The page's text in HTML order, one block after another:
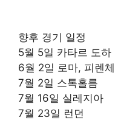
향후 경기 일정
5월 5일 카타르 도하
6월 2일 로마, 피렌체
7월 2일 스톡홀름
7월 16일 실레지아
7월 23일 런던